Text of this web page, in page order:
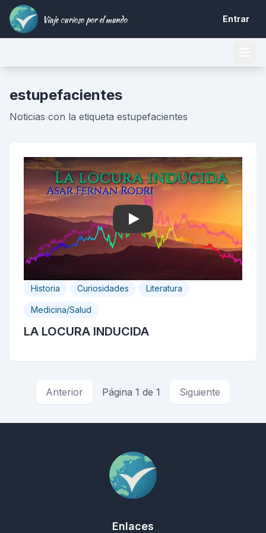
Viaje curioso por el mundo Entrar
estupefacientes
Noticias con la etiqueta estupefacientes
Play
Historia Curiosidades Literatura
Medicina/Salud
LA LOCURA INDUCIDA
Anterior Página 1 de 1 Siguiente
Enlaces